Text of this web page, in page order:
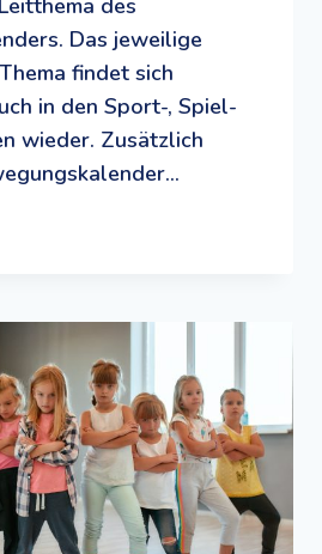
Das jeweilige
findet sich
in den Sport-, Spiel-
wieder. Zusätzlich